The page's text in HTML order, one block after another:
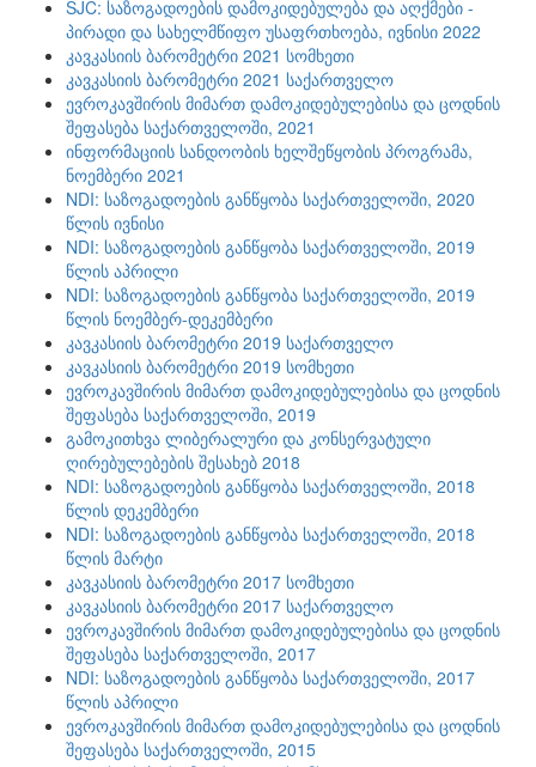
SJC: საზოგადოების დამოკიდებულება და აღქმები -
პირადი და სახელმწიფო უსაფრთხოება, ივნისი 2022
კავკასიის ბარომეტრი 2021 სომხეთი
კავკასიის ბარომეტრი 2021 საქართველო
ევროკავშირის მიმართ დამოკიდებულებისა და ცოდნის
შეფასება საქართველოში, 2021
ინფორმაციის სანდოობის ხელშეწყობის პროგრამა,
ნოემბერი 2021
NDI: საზოგადოების განწყობა საქართველოში, 2020
წლის ივნისი
NDI: საზოგადოების განწყობა საქართველოში, 2019
წლის აპრილი
NDI: საზოგადოების განწყობა საქართველოში, 2019
წლის ნოემბერ-დეკემბერი
კავკასიის ბარომეტრი 2019 საქართველო
კავკასიის ბარომეტრი 2019 სომხეთი
ევროკავშირის მიმართ დამოკიდებულებისა და ცოდნის
შეფასება საქართველოში, 2019
გამოკითხვა ლიბერალური და კონსერვატული
ღირებულებების შესახებ 2018
NDI: საზოგადოების განწყობა საქართველოში, 2018
წლის დეკემბერი
NDI: საზოგადოების განწყობა საქართველოში, 2018
წლის მარტი
კავკასიის ბარომეტრი 2017 სომხეთი
კავკასიის ბარომეტრი 2017 საქართველო
ევროკავშირის მიმართ დამოკიდებულებისა და ცოდნის
შეფასება საქართველოში, 2017
NDI: საზოგადოების განწყობა საქართველოში, 2017
წლის აპრილი
ევროკავშირის მიმართ დამოკიდებულებისა და ცოდნის
შეფასება საქართველოში, 2015